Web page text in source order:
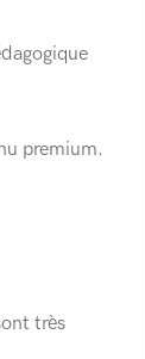
premium.
très